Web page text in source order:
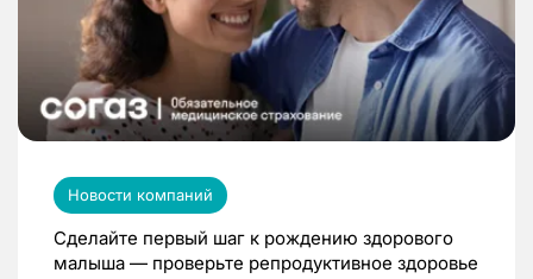
Новости компаний
Сделайте первый шаг к рождению здорового
малыша — проверьте репродуктивное здоровье